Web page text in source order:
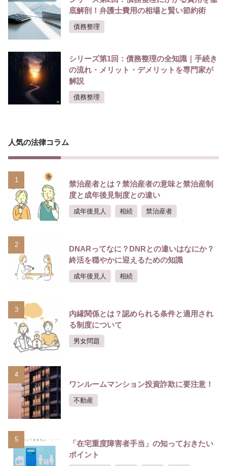
底解剖！弁護士費用の相場と賢い節約術
債務整理
シリーズ第1回：債務整理の全知識｜手続き
の流れ・メリット・デメリットを専門家が
解説
債務整理
人気の法律コラム
1
禁治産者とは？禁治産者の意味と禁治産制
度と成年後見制度との違い
成年後見人 相続 禁治産者
2
DNARってなに？DNRとの違いはなにか？
終活を穏やかに迎えるための知識
成年後見人 相続
3
内縁関係とは？認められる条件と適用され
る制度について
男女問題
4
ワンルームマンション投資詐欺に要注意！
不動産
5
「在宅重度障害者手当」の知っておきたい
ポイント